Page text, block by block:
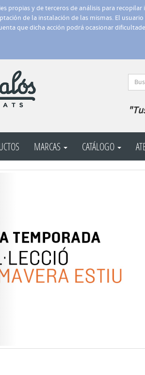
propias y de terceros de análisis para
de la instalación de las mismas. El
que dicha acción podrá ocasionar
MARCAS CATÁLOGO